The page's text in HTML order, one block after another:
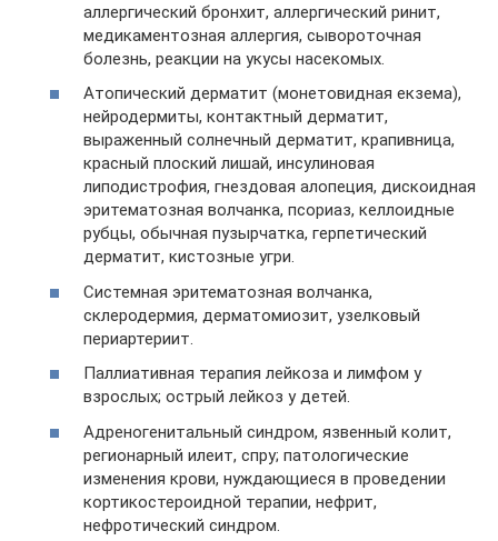
аллергический бронхит, аллергический ринит,
медикаментозная аллергия, сывороточная
болезнь, реакции на укусы насекомых.
Атопический дерматит (монетовидная екзема),
нейродермиты, контактный дерматит,
выраженный солнечный дерматит, крапивница,
красный плоский лишай, инсулиновая
липодистрофия, гнездовая алопеция, дискоидная
эритематозная волчанка, псориаз, келлоидные
рубцы, обычная пузырчатка, герпетический
дерматит, кистозные угри.
Системная эритематозная волчанка,
склеродермия, дерматомиозит, узелковый
периартериит.
Паллиативная терапия лейкоза и лимфом у
взрослых; острый лейкоз у детей.
Адреногенитальный синдром, язвенный колит,
регионарный илеит, спру; патологические
изменения крови, нуждающиеся в проведении
кортикостероидной терапии, нефрит,
нефротический синдром.